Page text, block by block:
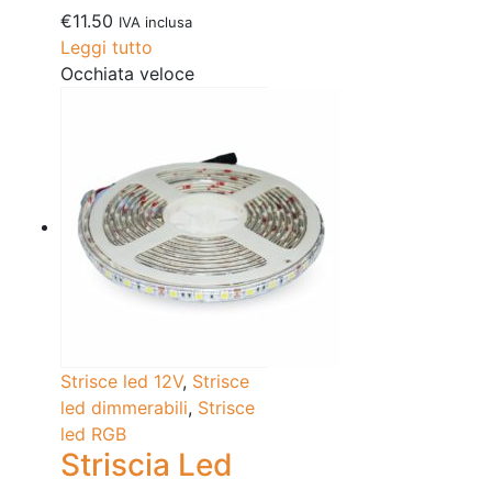
€11.50 IVA inclusa
Leggi tutto
Occhiata veloce
Strisce led 12V, Strisce
led dimmerabili, Strisce
led RGB
Striscia Led